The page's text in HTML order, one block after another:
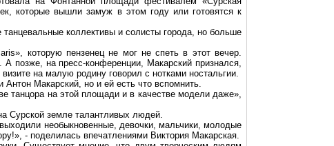
которые вышли замуж в этом году или готовятся к
коллективы и солисты города, но больше
которую пензенец не мог не спеть в этот вечер.
позже, на пресс-конференции, Макарский признался,
на малую родину говорил с нотками ностальгии.
Макарский, но и ей есть что вспомнить.
танцора на этой площади и в качестве модели даже»,
Сурской земле талантливых людей.
необыкновенные, девочки, мальчики, молодые
- поделилась впечатлениями Виктория Макарская.